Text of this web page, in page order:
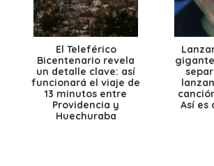
El Teleférico
Bicentenario revela
un detalle clave: así
funcionará el viaje de
13 minutos entre
Providencia y
Huechuraba
Así es